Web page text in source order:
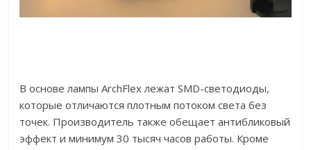
В основе лампы ArchFlex лежат SMD-светодиоды,
которые отличаются плотным потоком света без
точек. Производитель также обещает антибликовый
эффект и минимум 30 тысяч часов работы. Кроме